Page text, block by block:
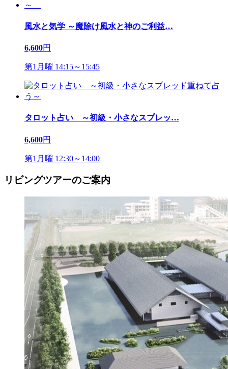
風水と気学 ～魔除け風水と神のご利益…
6,600円
第1月曜 14:15～15:45
タロット占い ～初級・小さなスプレッ…
6,600円
第1月曜 12:30～14:00
リビングツアーのご案内